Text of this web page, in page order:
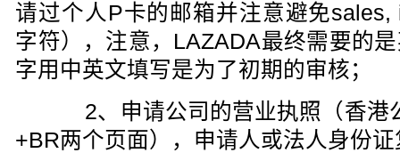
请过个人P卡的邮箱并注意避免
字符），注意，LAZADA最终需要的
字用中英文填写是为了初期的审核；
2、申请公司的营业执照（香港
+BR两个页面），申请人或法人身份